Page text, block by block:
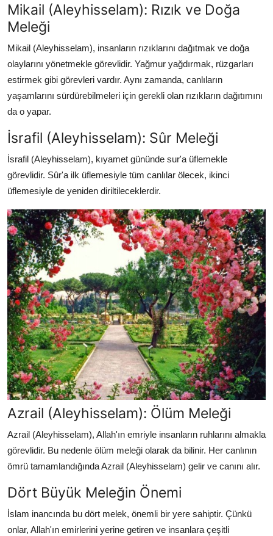
Mikail (Aleyhisselam): Rızık ve Doğa
Meleği
Mikail (Aleyhisselam), insanların rızıklarını dağıtmak ve doğa
olaylarını yönetmekle görevlidir. Yağmur yağdırmak, rüzgarları
estirmek gibi görevleri vardır. Aynı zamanda, canlıların
yaşamlarını sürdürebilmeleri için gerekli olan rızıkların dağıtımını
da o yapar.
İsrafil (Aleyhisselam): Sûr Meleği
İsrafil (Aleyhisselam), kıyamet gününde sur'a üflemekle
görevlidir. Sûr'a ilk üflemesiyle tüm canlılar ölecek, ikinci
üflemesiyle de yeniden diriltileceklerdir.
Azrail (Aleyhisselam): Ölüm Meleği
Azrail (Aleyhisselam), Allah'ın emriyle insanların ruhlarını almakla
görevlidir. Bu nedenle ölüm meleği olarak da bilinir. Her canlının
ömrü tamamlandığında Azrail (Aleyhisselam) gelir ve canını alır.
Dört Büyük Meleğin Önemi
İslam inancında bu dört melek, önemli bir yere sahiptir. Çünkü
onlar, Allah'ın emirlerini yerine getiren ve insanlara çeşitli